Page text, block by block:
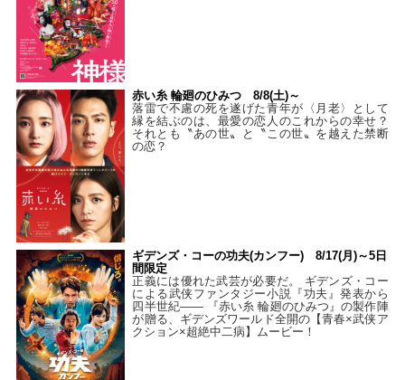
赤い糸 輪廻のひみつ 8/8(土)～
落雷で不慮の死を遂げた青年が〈月老〉として
縁を結ぶのは、最愛の恋人のこれからの幸せ？
それとも〝あの世〟と〝この世〟を越えた禁断
の恋？
ギデンズ・コーの功夫(カンフー) 8/17(月)～5日
間限定
正義には優れた武芸が必要だ。 ギデンズ・コー
による武侠ファンタジー小説『功夫』発表から
四半世紀―― 『赤い糸 輪廻のひみつ』の製作陣
が贈る、ギデンズワールド全開の【青春×武侠ア
クション×超絶中二病】ムービー！